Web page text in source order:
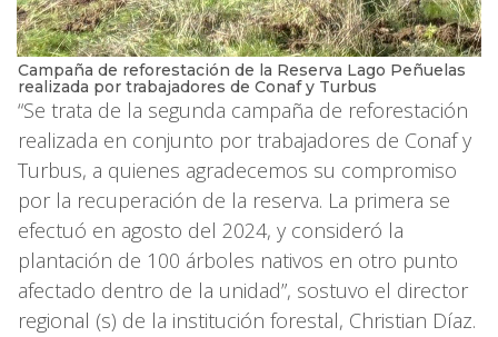
Campaña de reforestación de la Reserva Lago Peñuelas
realizada por trabajadores de Conaf y Turbus
“Se trata de la segunda campaña de reforestación
realizada en conjunto por trabajadores de Conaf y
Turbus, a quienes agradecemos su compromiso
por la recuperación de la reserva. La primera se
efectuó en agosto del 2024, y consideró la
plantación de 100 árboles nativos en otro punto
afectado dentro de la unidad”, sostuvo el director
regional (s) de la institución forestal, Christian Díaz.